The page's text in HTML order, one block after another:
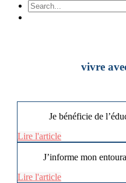
vivre
Je bénéficie de
Lire l'article
J’informe mon
Lire l'article